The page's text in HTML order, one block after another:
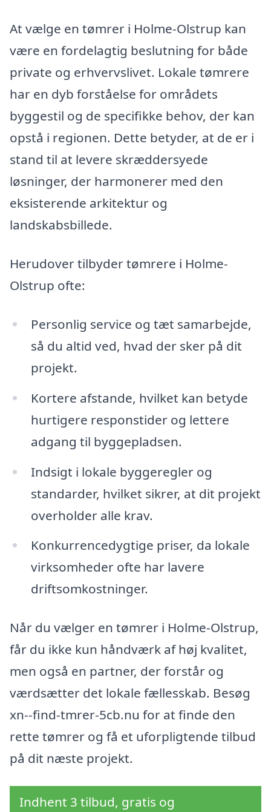
At vælge en tømrer i Holme-Olstrup kan
være en fordelagtig beslutning for både
private og erhvervslivet. Lokale tømrere
har en dyb forståelse for områdets
byggestil og de specifikke behov, der kan
opstå i regionen. Dette betyder, at de er i
stand til at levere skræddersyede
løsninger, der harmonerer med den
eksisterende arkitektur og
landskabsbillede.
Herudover tilbyder tømrere i Holme-
Olstrup ofte:
Personlig service og tæt samarbejde,
så du altid ved, hvad der sker på dit
projekt.
Kortere afstande, hvilket kan betyde
hurtigere responstider og lettere
adgang til byggepladsen.
Indsigt i lokale byggeregler og
standarder, hvilket sikrer, at dit projekt
overholder alle krav.
Konkurrencedygtige priser, da lokale
virksomheder ofte har lavere
driftsomkostninger.
Når du vælger en tømrer i Holme-Olstrup,
får du ikke kun håndværk af høj kvalitet,
men også en partner, der forstår og
værdsætter det lokale fællesskab. Besøg
xn--find-tmrer-5cb.nu for at finde den
rette tømrer og få et uforpligtende tilbud
på dit næste projekt.
Indhent 3 tilbud, gratis og